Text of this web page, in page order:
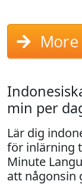
min per
Lär dig
för inlärning
Minute
att någonsin